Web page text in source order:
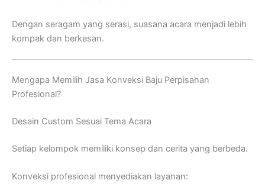
Dengan seragam yang serasi, suasana acara menjadi lebih
kompak dan berkesan.
Mengapa Memilih Jasa Konveksi Baju Perpisahan
Profesional?
Desain Custom Sesuai Tema Acara
Setiap kelompok memiliki konsep dan cerita yang berbeda.
Konveksi profesional menyediakan layanan: